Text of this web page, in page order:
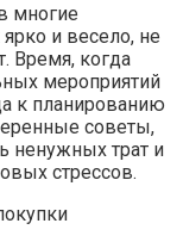
многие
и весело, не
Время, когда
мероприятий
к планированию
советы,
ненужных трат и
стрессов.